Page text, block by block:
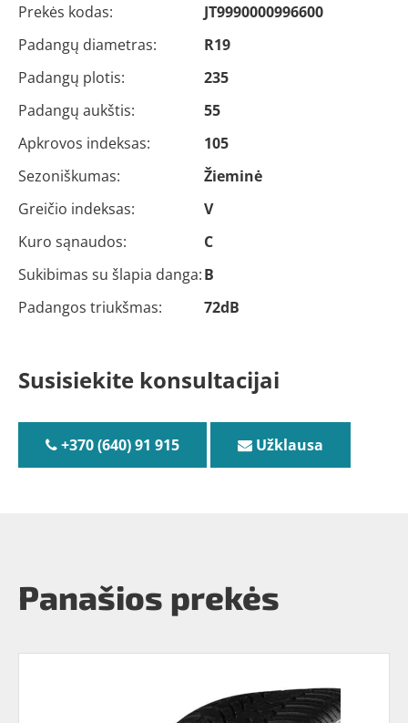
Prekės kodas:
JT9990000996600
Padangų diametras:
R19
Padangų plotis:
235
Padangų aukštis:
55
Apkrovos indeksas:
105
Sezoniškumas:
Žieminė
Greičio indeksas:
V
Kuro sąnaudos:
C
Sukibimas su šlapia danga:B
Padangos triukšmas:
72dB
Susisiekite konsultacijai
+370 (640) 91 915 Užklausa
Panašios prekės